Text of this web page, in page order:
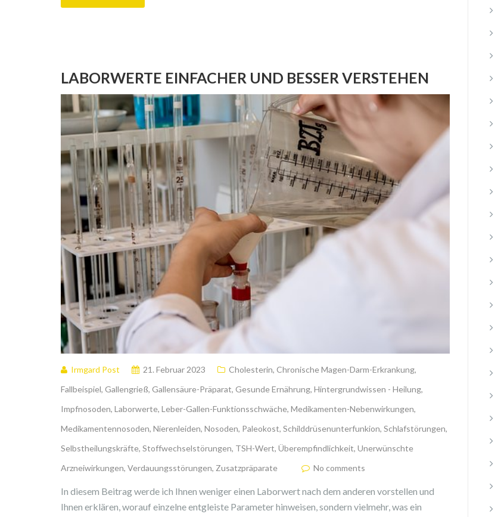
LABORWERTE EINFACHER UND BESSER VERSTEHEN
Irmgard Post 21. Februar 2023 Cholesterin, Chronische Magen-Darm-Erkrankung,
Fallbeispiel, Gallengrieß, Gallensäure-Präparat, Gesunde Ernährung, Hintergrundwissen - Heilung,
Impfnosoden, Laborwerte, Leber-Gallen-Funktionsschwäche, Medikamenten-Nebenwirkungen,
Medikamentennosoden, Nierenleiden, Nosoden, Paleokost, Schilddrüsenunterfunkion, Schlafstörungen,
Selbstheilungskräfte, Stoffwechselstörungen, TSH-Wert, Überempfindlichkeit, Unerwünschte
Arzneiwirkungen, Verdauungsstörungen, Zusatzpräparate No comments
In diesem Beitrag werde ich Ihnen weniger einen Laborwert nach dem anderen vorstellen und
Ihnen erklären, worauf einzelne entgleiste Parameter hinweisen, sondern vielmehr, was ein